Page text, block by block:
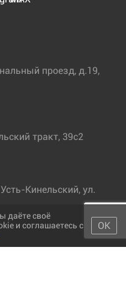
проезд, д.19,
тракт, 39с2
Усть-Кинельский, ул.
даёте своё
и соглашаетесь с
ОК